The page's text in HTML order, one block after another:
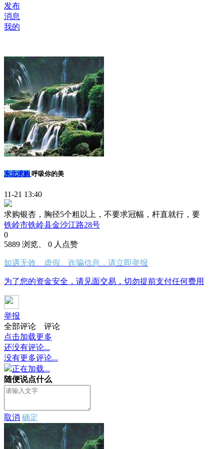
发布
消息
我的
东北求购 呼吸你的美
11-21 13:40
求购银杏，胸径5个粗以上，不要求冠幅，杆直就行，要
铁岭市铁岭县金沙江路28号
0
5889 浏览、 0 人点赞
如遇无效、虚假、诈骗信息，请立即举报
为了您的资金安全，请见面交易，切勿提前支付任何费用
举报
全部评论
评论
点击加载更多
还没有评论...
没有更多评论...
正在加载...
随便说点什么
取消 确定